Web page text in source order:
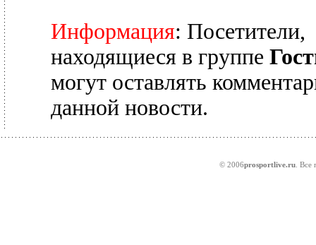
Информация: Посетители,
находящиеся в группе
могут оставлять
данной новости.
© 2006prosportlive.ru .